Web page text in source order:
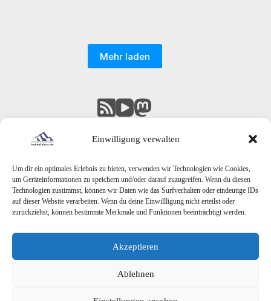
Einwilligung verwalten
Um dir ein optimales Erlebnis zu bieten, verwenden wir Technologien wie Cookies,
um Geräteinformationen zu speichern und/oder darauf zuzugreifen. Wenn du diesen
Technologien zustimmst, können wir Daten wie das Surfverhalten oder eindeutige IDs
auf dieser Website verarbeiten. Wenn du deine Einwillligung nicht erteilst oder
zurückziehst, können bestimmte Merkmale und Funktionen beeinträchtigt werden.
Akzeptieren
Ablehnen
Mehr laden
Since 2001 - Relaunch 2018/2025